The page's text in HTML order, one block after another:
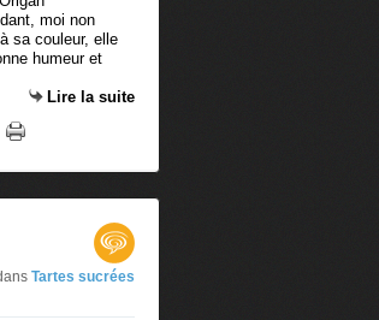
moi non
sa couleur, elle
humeur et
Lire la suite
Tartes sucrées